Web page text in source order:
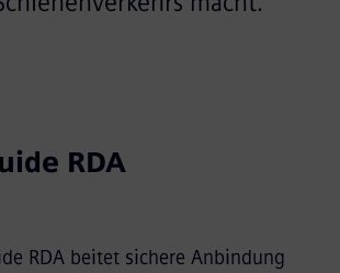
RDA
RDA beitet sichere Anbindung